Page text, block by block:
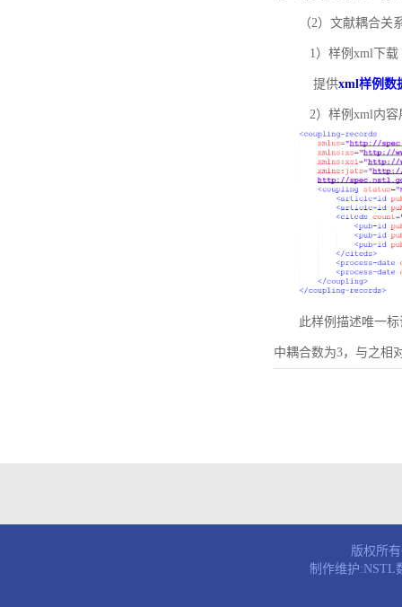
（2）文献耦合关
1）样例xml下载
提供xml样例数
2）样例xml内容
此样例描述唯一标
中耦合数为3，与之相
版权所
制作维护:NSTL